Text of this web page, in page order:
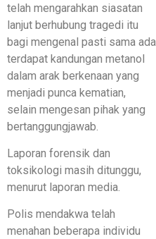
telah mengarahkan siasatan
lanjut berhubung tragedi itu
bagi mengenal pasti sama ada
terdapat kandungan metanol
dalam arak berkenaan yang
menjadi punca kematian,
selain mengesan pihak yang
bertanggungjawab.
Laporan forensik dan
toksikologi masih ditunggu,
menurut laporan media.
Polis mendakwa telah
menahan beberapa individu